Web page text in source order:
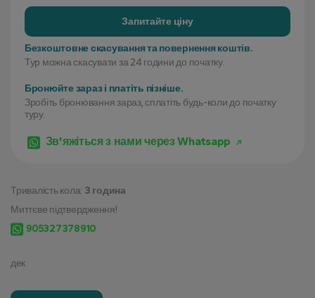
дек
Запитайте ціну
Безкоштовне скасування та повернення коштів.
Тур можна скасувати за 24 години до початку.
Бронюйте зараз і платіть пізніше.
Зробіть бронювання зараз, сплатіть будь-коли до початку
туру.
Зв'яжіться з нами через Whatsapp
Тривалість кола: 3 година
Миттєве підтвердження!
905327378910